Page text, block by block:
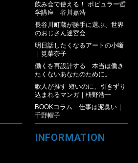
飲み会で使える！ ポピュラー哲
学講座｜谷川嘉浩
長谷川町蔵が勝手に選ぶ、世界
のおじさん迷宮会
明日話したくなるアートの小噺
｜筧菜奈子
働くを再設計する 本当は働き
たくないあなたのために。
歌人が推す 短いのに、引きずり
込まれるマンガ｜枡野浩一
BOOKコラム 仕事は泥臭い｜
千野帽子
INFORMATION